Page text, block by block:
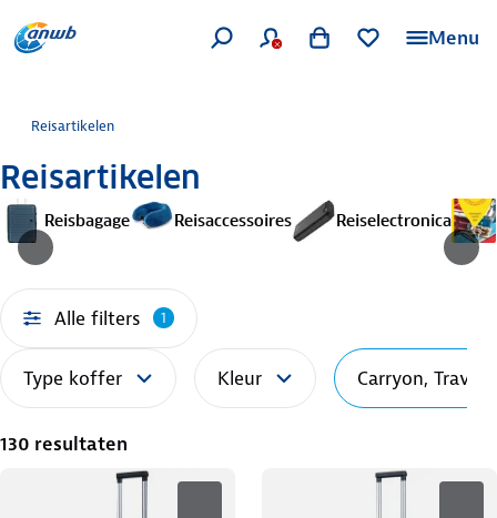
Menu
Reisartikelen
Reisartikelen
Reisbagage Reisaccessoires Reiselectronica
Alle filters 1
Type koffer Kleur Carryon, Travelz
130 resultaten